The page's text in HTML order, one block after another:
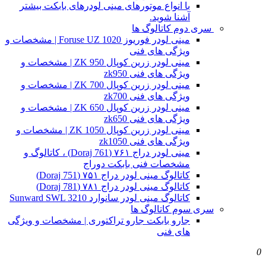
با انواع موتورهای مینی لودرهای بابکت بیشتر
آشنا شوید.
سری دوم کاتالوگ ها
مینی لودر فوریوز Foruse UZ 1020 | مشخصات و
ویژگی های فنی
مینی لودر زرین کوپال ZK 950 | مشخصات و
ویژگی های فنی zk950
مینی لودر زرین کوپال ZK 700 | مشخصات و
ویژگی های فنی zk700
مینی لودر زرین کوپال ZK 650 | مشخصات و
ویژگی های فنی zk650
مینی لودر زرین کوپال ZK 1050 | مشخصات و
ویژگی های فنی zk1050
مینی لودر دراج ۷۶۱ (Doraj 761) ، کاتالوگ و
مشخصات فنی بابکت دوراج
کاتالوگ مینی لودر دراج ۷۵۱ (Doraj 751)
کاتالوگ مینی لودر دراج ۷۸۱ (Doraj 781)
کاتالوگ مینی لودر سانوارد Sunward SWL 3210
سری سوم کاتالوگ ها
جارو بابکت جارو تراکتوری | مشخصات و ویژگی
های فنی
0